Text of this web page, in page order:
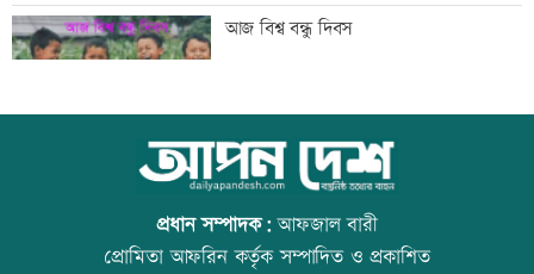
যুবদল নেতার মরদেহ উদ্ধার
ইতালিতে ঢাকাগামী বিমানে আটকা আড়াই
শতাধিক যাত্রী
আজ বিশ্ব বন্ধু দিবস
উত্থান-পতনের বাজারে আজ স্বর্ণের ভরি কত
প্রধান সম্পাদক:আফজাল বারী
প্রোমিতা আফরিন কর্তৃক সম্পাদিত ও প্রকাশিত